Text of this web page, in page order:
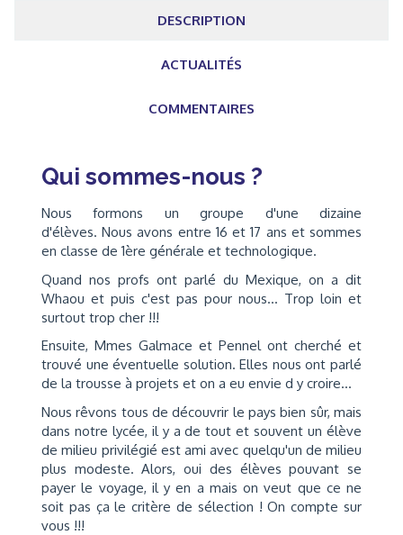
DESCRIPTION
ACTUALITÉS
COMMENTAIRES
Qui sommes-nous ?
Nous formons un groupe d'une dizaine
d'élèves. Nous avons entre 16 et 17 ans et sommes
en classe de 1ère générale et technologique.
Quand nos profs ont parlé du Mexique, on a dit
Whaou et puis c'est pas pour nous... Trop loin et
surtout trop cher !!!
Ensuite, Mmes Galmace et Pennel ont cherché et
trouvé une éventuelle solution. Elles nous ont parlé
de la trousse à projets et on a eu envie d y croire...
Nous rêvons tous de découvrir le pays bien sûr, mais
dans notre lycée, il y a de tout et souvent un élève
de milieu privilégié est ami avec quelqu'un de milieu
plus modeste. Alors, oui des élèves pouvant se
payer le voyage, il y en a mais on veut que ce ne
soit pas ça le critère de sélection ! On compte sur
vous !!!